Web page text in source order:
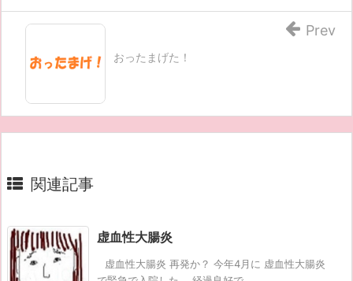
おったまげた！
Prev
関連記事
虚血性大腸炎
虚血性大腸炎 再発か？ 今年4月に 虚血性大腸炎